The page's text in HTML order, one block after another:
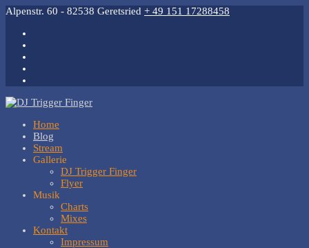
Alpenstr. 60 - 82538 Geretsried + 49 151 17288458
Home
Blog
Stream
Gallerie
DJ Trigger Finger
Flyer
Musik
Charts
Mixes
Kontakt
Impressum